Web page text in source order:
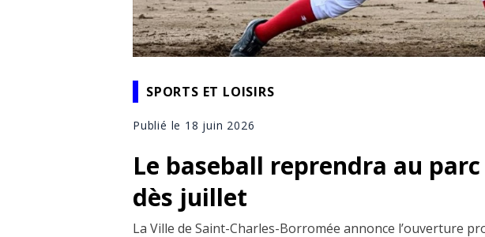
SPORTS ET LOISIRS
Publié le 18 juin 2026
Le baseball reprendra au
dès juillet
La Ville de Saint-Charles-Borromée annonce l’ouverture